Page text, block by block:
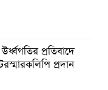
পেট্রোল নিক্ষেপ ও
সাইকেল-ভ্যান ও
প্রতিবাদে
প্রদান